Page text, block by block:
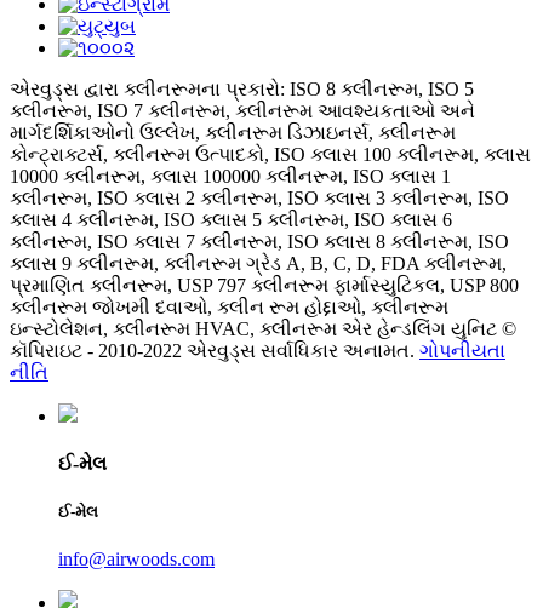
એરવુડ્સ દ્વારા ક્લીનરૂમના પ્રકારો: ISO 8 ક્લીનરૂમ, ISO 5
ક્લીનરૂમ, ISO 7 ક્લીનરૂમ, ક્લીનરૂમ આવશ્યકતાઓ અને
માર્ગદર્શિકાઓનો ઉલ્લેખ, ક્લીનરૂમ ડિઝાઇનર્સ, ક્લીનરૂમ
કોન્ટ્રાક્ટર્સ, ક્લીનરૂમ ઉત્પાદકો, ISO ક્લાસ 100 ક્લીનરૂમ, ક્લાસ
10000 ક્લીનરૂમ, ક્લાસ 100000 ક્લીનરૂમ, ISO ક્લાસ 1
ક્લીનરૂમ, ISO ક્લાસ 2 ક્લીનરૂમ, ISO ક્લાસ 3 ક્લીનરૂમ, ISO
ક્લાસ 4 ક્લીનરૂમ, ISO ક્લાસ 5 ક્લીનરૂમ, ISO ક્લાસ 6
ક્લીનરૂમ, ISO ક્લાસ 7 ક્લીનરૂમ, ISO ક્લાસ 8 ક્લીનરૂમ, ISO
ક્લાસ 9 ક્લીનરૂમ, ક્લીનરૂમ ગ્રેડ A, B, C, D, FDA ક્લીનરૂમ,
પ્રમાણિત ક્લીનરૂમ, USP 797 ક્લીનરૂમ ફાર્માસ્યુટિકલ, USP 800
ક્લીનરૂમ જોખમી દવાઓ, ક્લીન રૂમ હોદ્દાઓ, ક્લીનરૂમ
ઇન્સ્ટોલેશન, ક્લીનરૂમ HVAC, ક્લીનરૂમ એર હેન્ડલિંગ યુનિટ ©
કૉપિરાઇટ - 2010-2022 એરવુડ્સ સર્વાધિકાર અનામત. ગોપનીયતા
નીતિ
ઈ-મેલ
ઈ-મેલ
info@airwoods.com